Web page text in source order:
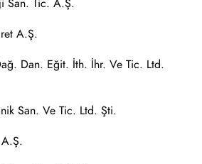
San. Tic. A.Ş.
A.Ş.
Dan. Eğit. İth. İhr. Ve Tic. Ltd.
San. Ve Tic. Ltd. Şti.